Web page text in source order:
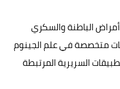
الباطنة والسكري
متخصصة في علم الجينوم
السريرية المرتبطة